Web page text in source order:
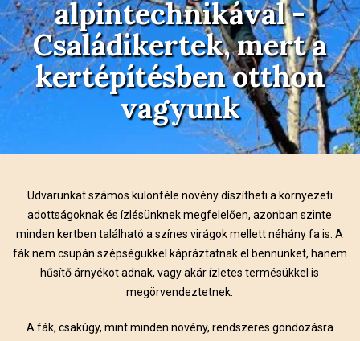
alpintechnikával -
Családikertek, mert a
kertépítésben otthon
vagyunk
Udvarunkat számos különféle növény díszítheti a környezeti
adottságoknak és ízlésünknek megfelelően, azonban szinte
minden kertben található a színes virágok mellett néhány fa is. A
fák nem csupán szépségükkel kápráztatnak el bennünket, hanem
hűsítő árnyékot adnak, vagy akár ízletes termésükkel is
megörvendeztetnek.
A fák, csakúgy, mint minden növény, rendszeres gondozásra